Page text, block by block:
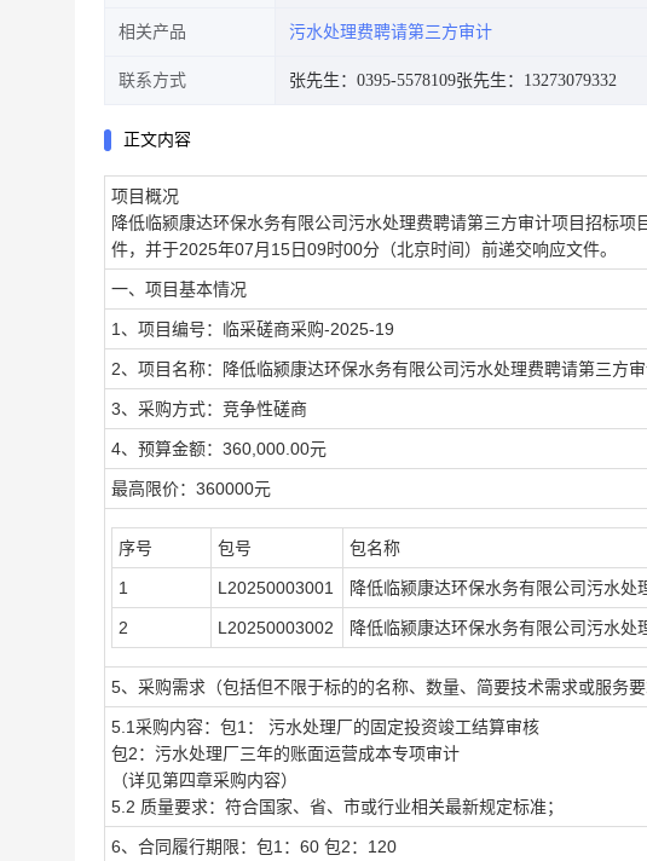
相关产品 污水处理费聘请第三方审计
联系方式 张先生：0395-5578109张先生：13273079332
正文内容
项目概况
降低临颍康达环保水务有限公司污水处理费聘请第三方审计项目招标项
件，并于2025年07月15日09时00分 （北京时间）前递交响应文件。
一、项目基本情况
1、项目编号：临采磋商采购-2025-19
2、项目名称：降低临颍康达环保水务有限公司污水处理费聘请第三方审
3、采购方式：竞争性磋商
4、预算金额：360,000.00元
最高限价：360000元
序号 包号 包名称
1 L20250003001 降低临颍康达环保水务有限公司污水处
2 L20250003002 降低临颍康达环保水务有限公司污水处
5、采购需求（包括但不限于标的的名称、数量、简要技术需求或服务要
5.1采购内容：包1： 污水处理厂的固定投资竣工结算审核
包2：污水处理厂三年的账面运营成本专项审计
（详见第四章采购内容）
5.2 质量要求：符合国家、省、市或行业相关最新规定标准；
6、合同履行期限：包1：60 包2：120